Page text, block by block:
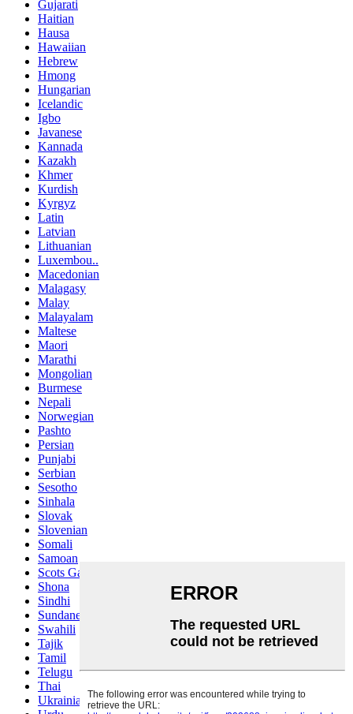
Gujarati
Haitian
Hausa
Hawaiian
Hebrew
Hmong
Hungarian
Icelandic
Igbo
Javanese
Kannada
Kazakh
Khmer
Kurdish
Kyrgyz
Latin
Latvian
Lithuanian
Luxembou..
Macedonian
Malagasy
Malay
Malayalam
Maltese
Maori
Marathi
Mongolian
Burmese
Nepali
Norwegian
Pashto
Persian
Punjabi
Serbian
Sesotho
Sinhala
Slovak
Slovenian
Somali
Samoan
Scots Gaelic
Shona
Sindhi
Sundanese
Swahili
Tajik
Tamil
Telugu
Thai
Ukrainian